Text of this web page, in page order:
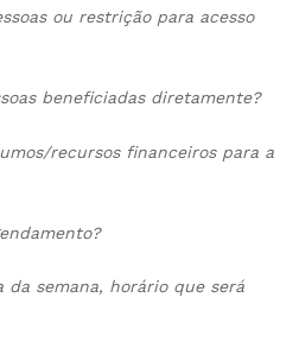
ou restrição para acesso
beneficiadas diretamente?
recursos financeiros para a
da semana, horário que será